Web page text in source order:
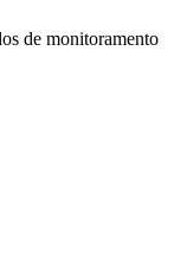
de monitoramento